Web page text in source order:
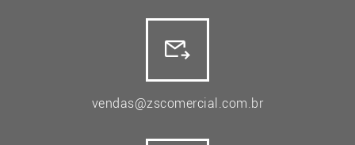
vendas@zscomercial.com.br